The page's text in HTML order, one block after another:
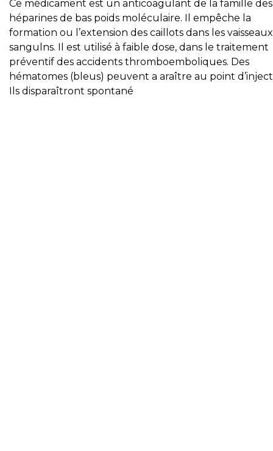
Ce médicament est un anticoagulant de la famille des
héparines de bas poids moléculaire. Il empêche la
formation ou l’extension des caillots dans les vaisseaux
sangulns. Il est utilisé à faible dose, dans le traitement
préventif des accidents thromboemboliques. Des
hématomes (bleus) peuvent a araître au point
Ils disparaîtront spontané